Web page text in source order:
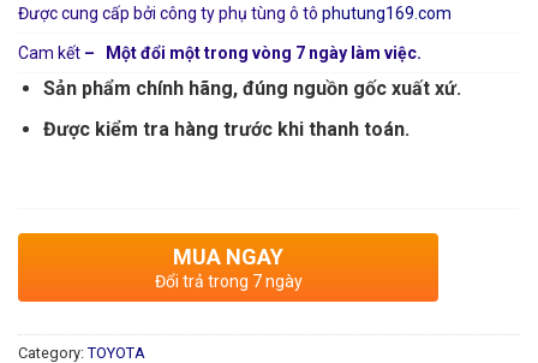
Được cung cấp bởi công ty phụ tùng ô tô phutung169.com
Cam kết – Một đổi một trong vòng 7 ngày làm việc.
Sản phẩm chính hãng, đúng nguồn gốc xuất xứ.
Được kiểm tra hàng trước khi thanh toán.
MUA NGAY
Đổi trả trong 7 ngày
Category: TOYOTA